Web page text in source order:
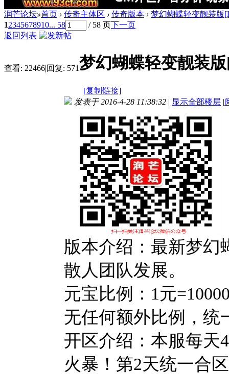
润芒论坛»首页 › 传奇主体区 › 传奇版本 › 梦幻蝴蝶轻变靓装版
12345678910... 58 / 58 页下一页
返回列表
查看: 22466|回复: 571梦幻蝴蝶轻变靓装
[复制链接]
发表于 2016-4-28 11:38:32 | 显示全部楼层 |
版本介绍：最新梦幻
散人团队发展。
元宝比例：1元
无任何额外比例，统
开区介绍：本服每天
火暴！第2天统一合